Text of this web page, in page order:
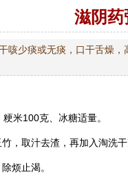
滋阴
咳少痰或无痰，口干舌燥
粳米100克、冰糖适量。
，取汁去渣，再加入淘洗
烦止渴。